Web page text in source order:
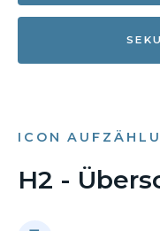
ICON
H2 -